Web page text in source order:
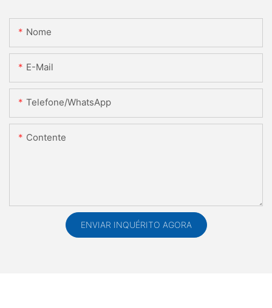
Nome
E-Mail
Telefone/WhatsApp
Contente
ENVIAR INQUÉRITO AGORA